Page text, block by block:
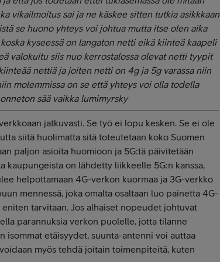
vikailmoitus sai ja ne käskee sitten tutkia asikkkaan
se huono yhteys voi johtua mutta itse olen aika
kyseessä on langaton netti eikä kiinteä kaapeli
valokuitu siis nuo kerrostalossa olevat netti tyypit
nettiä ja joiten netti on 4g ja 5g varassa niin
molemmissa on se että yhteys voi olla todella
sää vaikka lumimyrsky
jatkuvasti. Se työ ei lopu kesken. Se ei ole
siitä huolimatta sitä toteutetaan koko Suomen
paljon asioita huomioon ja 5G:tä päivitetään
kaupungeista on lähdetty liikkeelle 5G:n kanssa,
helpottamaan 4G-verkon kuormaa ja 3G-verkko
mennessä, joka omalta osaltaan luo painetta 4G-
tarvitaan. Jos alhaiset nopeudet johtuvat
parannuksia verkon puolelle, jotta tilanne
isommat etäisyydet, suunta-antenni voi auttaa
myös tehdä joitain toimenpiteitä, kuten